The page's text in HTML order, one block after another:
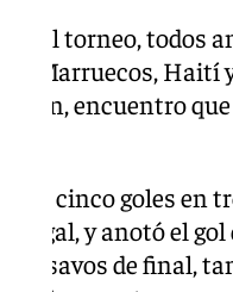
en el torneo, todos
Marruecos, Haití
encuentro
cinco goles en
y anotó el
de final,